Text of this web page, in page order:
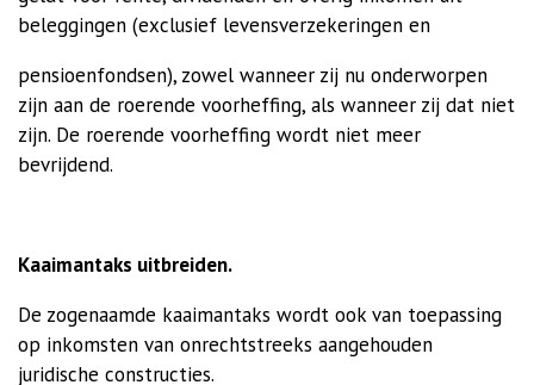
beleggingen (exclusief levensverzekeringen en
pensioenfondsen), zowel wanneer zij nu onderworpen
zijn aan de roerende voorheffing, als wanneer zij dat niet
zijn. De roerende voorheffing wordt niet meer
bevrijdend.
Kaaimantaks uitbreiden.
De zogenaamde kaaimantaks wordt ook van toepassing
op inkomsten van onrechtstreeks aangehouden
juridische constructies.